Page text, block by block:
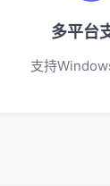
多平台
支持